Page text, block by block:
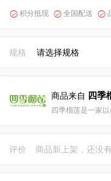
 积分抵现  全国配送 
规格 请选择规格
商品来自 四季
评价 商品新上架，还没